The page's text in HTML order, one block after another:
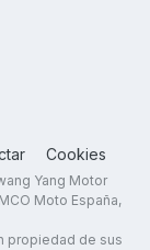
Cookies
Yang Motor
Moto España,
propiedad de sus